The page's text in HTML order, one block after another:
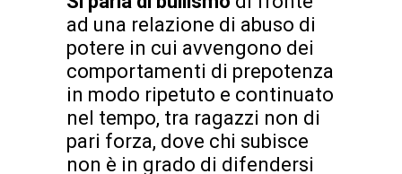
ad una relazione di abuso di
potere in cui avvengono dei
comportamenti di prepotenza
in modo ripetuto e continuato
nel tempo, tra ragazzi non di
pari forza, dove chi subisce
non è in grado di difendersi